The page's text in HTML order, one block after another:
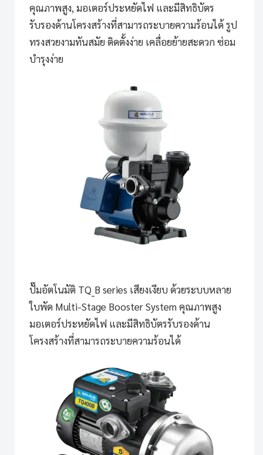
คุณภาพสูง, มอเตอร์ประหยัดไฟ และมีสิทธิบัตร
รับรองด้านโครงสร้างที่สามารถระบายความร้อนได้ รูป
ทรงสวยงามทันสมัย ติดตั้งง่าย เคลื่อยย้ายสะดวก ซ่อม
บำรุงง่าย
ปั๊มอัตโนมัติ TQ_B series เสียงเงียบ ด้วยระบบหลาย
ใบพัด Multi-Stage Booster System คุณภาพสูง
มอเตอร์ประหยัดไฟ และมีสิทธิบัตรรับรองด้าน
โครงสร้างที่สามารถระบายความร้อนได้